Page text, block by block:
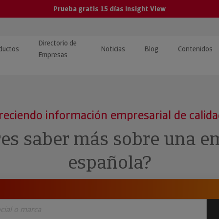
Prueba gratis 15 días Insight View
y ERP
· Recuperación de
Directorio de
Empresas
Noticias Blog Contenidos
Pública
Investigada
información empresarial de
saber más sobre una
española?